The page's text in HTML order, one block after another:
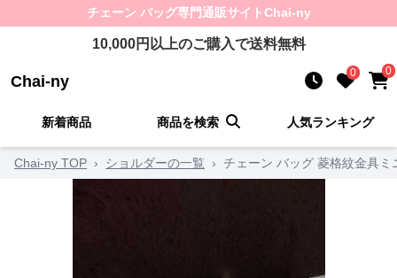
チェーン バッグ専門通販サイトChai-ny
10,000円以上のご購入で送料無料
Chai-ny 0 0
新着商品 商品を検索 人気ランキング
Chai-ny TOP › ショルダーの一覧 › チェーン バッグ 菱格紋金具ミ